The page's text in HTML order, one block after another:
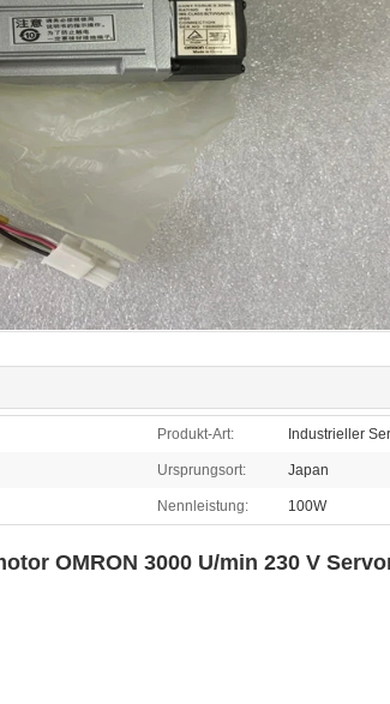
Produkt-Art: Industrieller
Ursprungsort: Japan
Nennleistung: 100W
OMRON 3000 U/min 230 V